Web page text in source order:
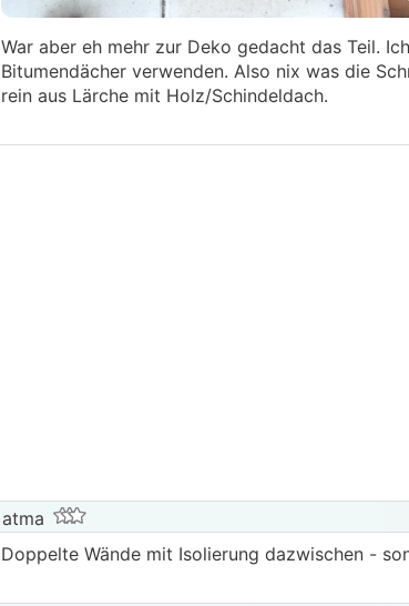
War aber eh mehr zur Deko gedacht das Teil.
Bitumendächer verwenden. Also nix was die
rein aus Lärche mit Holz/Schindeldach.
atma
Doppelte Wände mit Isolierung dazwischen -